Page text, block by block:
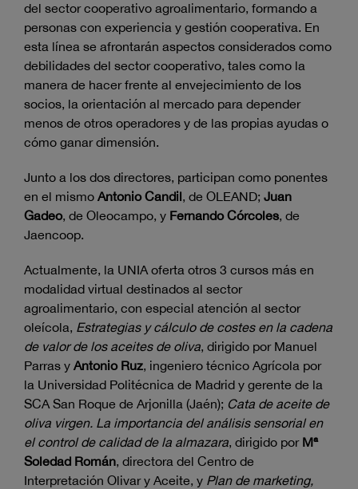
del sector cooperativo agroalimentario, formando a
personas con experiencia y gestión cooperativa. En
esta línea se afrontarán aspectos considerados como
debilidades del sector cooperativo, tales como la
manera de hacer frente al envejecimiento de los
socios, la orientación al mercado para depender
menos de otros operadores y de las propias ayudas o
cómo ganar dimensión.
Junto a los dos directores, participan como ponentes
en el mismo Antonio Candil, de OLEAND; Juan
Gadeo, de Oleocampo, y Fernando Córcoles, de
Jaencoop.
Actualmente, la UNIA oferta otros 3 cursos más en
modalidad virtual destinados al sector
agroalimentario, con especial atención al sector
oleícola, Estrategias y cálculo de costes en la cadena
de valor de los aceites de oliva, dirigido por Manuel
Parras y Antonio Ruz, ingeniero técnico Agrícola por
la Universidad Politécnica de Madrid y gerente de la
SCA San Roque de Arjonilla (Jaén); Cata de aceite de
oliva virgen. La importancia del análisis sensorial en
el control de calidad de la almazara, dirigido por Mª
Soledad Román, directora del Centro de
Interpretación Olivar y Aceite, y Plan de marketing,